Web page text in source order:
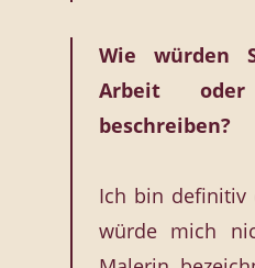
Wie würden
Arbeit
beschreiben?
Ich bin definitiv
würde mich